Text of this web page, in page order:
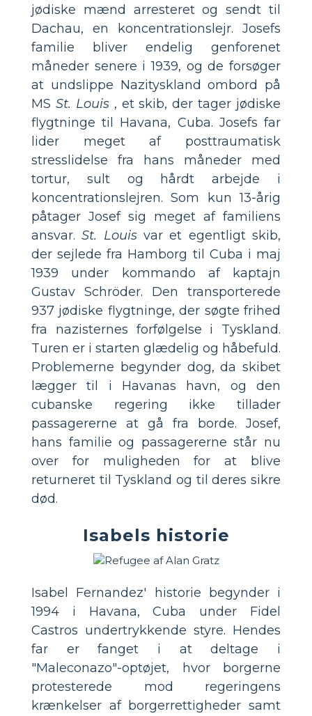
jødiske mænd arresteret og sendt til
Dachau, en koncentrationslejr. Josefs
familie bliver endelig genforenet
måneder senere i 1939, og de forsøger
at undslippe Nazityskland ombord på
MS St. Louis, et skib, der tager jødiske
flygtninge til Havana, Cuba. Josefs far
lider meget af posttraumatisk
stresslidelse fra hans måneder med
tortur, sult og hårdt arbejde i
koncentrationslejren. Som kun 13-årig
påtager Josef sig meget af familiens
ansvar.St. Louisvar et egentligt skib,
der sejlede fra Hamborg til Cuba i maj
1939 under kommando af kaptajn
Gustav Schröder. Den transporterede
937 jødiske flygtninge, der søgte frihed
fra nazisternes forfølgelse i Tyskland.
Turen er i starten glædelig og håbefuld.
Problemerne begynder dog, da skibet
lægger til i Havanas havn, og den
cubanske regering ikke tillader
passagererne at gå fra borde. Josef,
hans familie og passagererne står nu
over for muligheden for at blive
returneret til Tyskland og til deres sikre
død.
Isabels historie
Isabel Fernandez' historie begynder i
1994 i Havana, Cuba under Fidel
Castros undertrykkende styre. Hendes
far er fanget i at deltage i
"Maleconazo"-optøjet, hvor borgerne
protesterede mod regeringens
krænkelser af borgerrettigheder samt